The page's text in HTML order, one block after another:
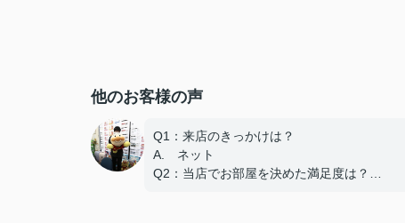
他のお客様の声
Q1：来店のきっかけは？
A. ネット
Q2：当店でお部屋を決めた満足度は？